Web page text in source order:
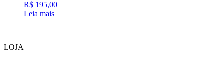
R$ 195,00
Leia mais
LOJA